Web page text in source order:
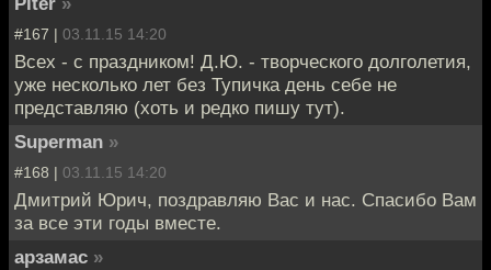
#167 | 03.11.15 14:20
Всех - с праздником! Д.Ю. - творческого долголетия,
уже несколько лет без Тупичка день себе не
представляю (хоть и редко пишу тут).
Superman »
#168 | 03.11.15 14:20
Дмитрий Юрич, поздравляю Вас и нас. Спасибо Вам
за все эти годы вместе.
арзамас »